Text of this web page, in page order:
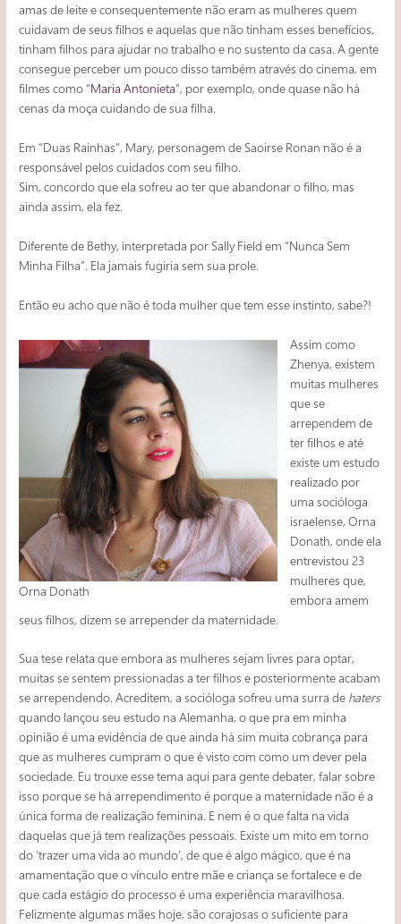
amas de leite e consequentemente não eram as mulheres quem
cuidavam de seus filhos e aquelas que não tinham esses benefícios,
tinham filhos para ajudar no trabalho e no sustento da casa. A gente
consegue perceber um pouco disso também através do cinema, em
filmes como “Maria Antonieta”, por exemplo, onde quase não há
cenas da moça cuidando de sua filha.
Em “Duas Rainhas”, Mary, personagem de Saoirse Ronan não é a
responsável pelos cuidados com seu filho.
Sim, concordo que ela sofreu ao ter que abandonar o filho, mas
ainda assim, ela fez.
Diferente de Bethy, interpretada por Sally Field em “Nunca Sem
Minha Filha”. Ela jamais fugiria sem sua prole.
Então eu acho que não é toda mulher que tem esse instinto, sabe?!
Orna Donath
Assim como
Zhenya, existem
muitas mulheres
que se
arrependem de
ter filhos e até
existe um estudo
realizado por
uma socióloga
israelense, Orna
Donath, onde ela
entrevistou 23
mulheres que,
embora amem
seus filhos, dizem se arrepender da maternidade.
Sua tese relata que embora as mulheres sejam livres para optar,
muitas se sentem pressionadas a ter filhos e posteriormente acabam
se arrependendo. Acreditem, a socióloga sofreu uma surra de haters
quando lançou seu estudo na Alemanha, o que pra em minha
opinião é uma evidência de que ainda há sim muita cobrança para
que as mulheres cumpram o que é visto com como um dever pela
sociedade. Eu trouxe esse tema aqui para gente debater, falar sobre
isso porque se há arrependimento é porque a maternidade não é a
única forma de realização feminina. E nem é o que falta na vida
daquelas que já tem realizações pessoais. Existe um mito em torno
do ‘trazer uma vida ao mundo’, de que é algo mágico, que é na
amamentação que o vínculo entre mãe e criança se fortalece e de
que cada estágio do processo é uma experiência maravilhosa.
Felizmente algumas mães hoje, são corajosas o suficiente para